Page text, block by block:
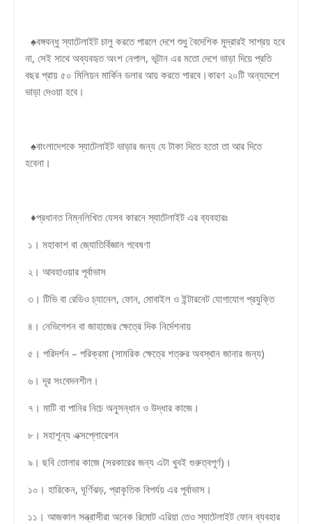
♠বঙ্গবন্ধু স্যাটেলাইট চালু করতে পারলে দেশে শুধু বৈদেশিক মুদ্রারই সাশ্রয় হবে
না, সেই সাথে অব্যবহৃত অংশ নেপাল, ভূটান এর মতো দেশে ভাড়া দিয়ে প্রতি
বছর প্রায় ৫০ মিলিয়ন মার্কিন ডলার আয় করতে পারবে।কারণ ২০টি অন্যদেশে
ভাড়া দেওয়া হবে।
♠বাংলাদেশকে স্যাটেলাইট ভাড়ার জন্য যে টাকা দিতে হতো তা আর দিতে
হবেনা।
♦প্রধানত নিম্নলিখিত যেসব কারনে স্যাটেলাইট এর ব্যবহারঃ
১। মহাকাশ বা জ্যোতির্বিজ্ঞান গবেষণা
২। আবহাওয়ার পূর্বাভাস
৩। টিভি বা রেডিও চ্যানেল, ফোন, মোবাইল ও ইন্টারনেট যোগাযোগ প্রযুক্তি
৪। নেভিগেশন বা জাহাজের ক্ষেত্রে দিক নির্দেশনায়
৫। পরিদর্শন – পরিক্রমা (সামরিক ক্ষেত্রে শত্রুর অবস্থান জানার জন্য)
৬। দূর সংবেদনশীল।
৭। মাটি বা পানির নিচে অনুসন্ধান ও উদ্ধার কাজে।
৮। মহাশূন্য এক্সপ্লোরেশন
৯। ছবি তোলার কাজে (সরকারের জন্য এটা খুবই গুরুত্বপূর্ণ)।
১০। হারিকেন, ঘূর্ণিঝড়, প্রাকৃতিক বিপর্যয় এর পূর্বাভাস।
১১। আজকাল সন্ত্রাসীরা অনেক রিমোট এরিয়া তেও স্যাটেলাইট ফোন ব্যবহার